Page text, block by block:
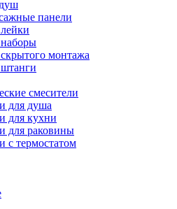
панели
монтажа
смесители
для душа
для кухни
для раковины
с термостатом